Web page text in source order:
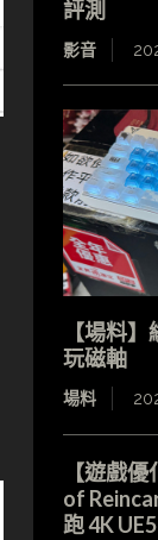
評測
影音
【場料
玩磁軸
場料
【遊戲
of
跑 4K